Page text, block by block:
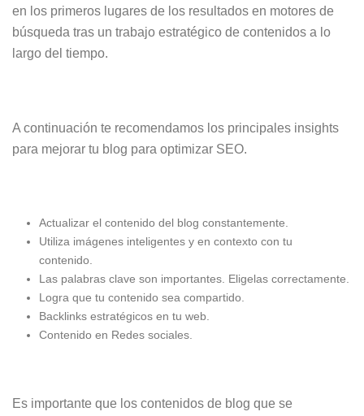
en los primeros lugares de los resultados en motores de
búsqueda tras un trabajo estratégico de contenidos a lo
largo del tiempo.
A continuación te recomendamos los principales insights
para mejorar tu blog para optimizar SEO.
Actualizar el contenido del blog constantemente.
Utiliza imágenes inteligentes y en contexto con tu
contenido.
Las palabras clave son importantes. Eligelas correctamente.
Logra que tu contenido sea compartido.
Backlinks estratégicos en tu web.
Contenido en Redes sociales.
Es importante que los contenidos de blog que se